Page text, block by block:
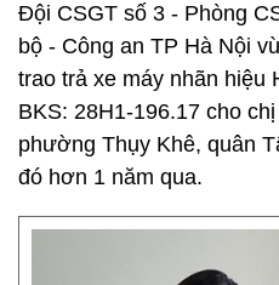
Đội CSGT số 3 - Phòng
bộ - Công an TP Hà Nội
trao trả xe máy nhãn hiệu
BKS: 28H1-196.17 cho
phường Thụy Khê, quân
đó hơn 1 năm qua.